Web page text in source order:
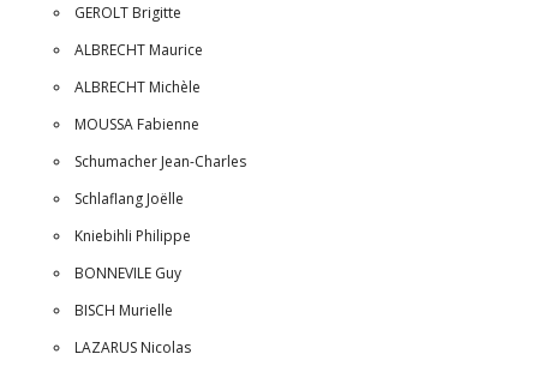
GEROLT Brigitte
ALBRECHT Maurice
ALBRECHT Michèle
MOUSSA Fabienne
Schumacher Jean-Charles
Schlaflang Joëlle
Kniebihli Philippe
BONNEVILE Guy
BISCH Murielle
LAZARUS Nicolas